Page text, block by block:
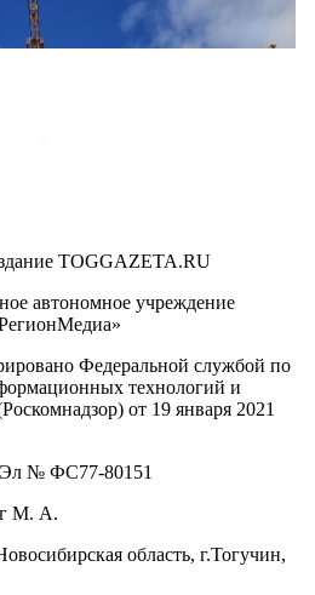
TOGGAZETA.RU
автономное учреждение
Федеральной службой по
технологий и
от 19 января 2021
Эл № ФС77-80151
М. А.
область, г.Тогучин,